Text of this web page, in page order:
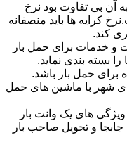
آن بی تفاوت بود نرخ
کرایه ها باید منصفانه
کند.
و خدمات برای حمل بار
را بسته بندی نماید.
برای حمل بار باشد.
شهر با ماشین های حمل
های یک وانت بار
جابجا و تحویل صاحب بار